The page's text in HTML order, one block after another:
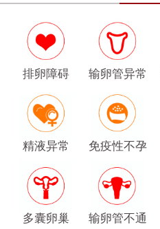
排卵障碍 输卵管异常
精液异常 免疫性不孕
多囊卵巢 输卵管不通